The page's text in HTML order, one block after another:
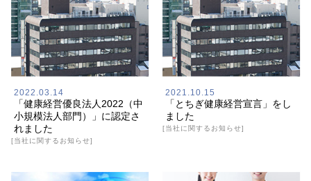
2022.03.14
「健康経営優良法人2022（中
小規模法人部門）」に認定さ
れました
[当社に関するお知らせ]
2021.10.15
「とちぎ健康経営宣言」をし
ました
[当社に関するお知らせ]